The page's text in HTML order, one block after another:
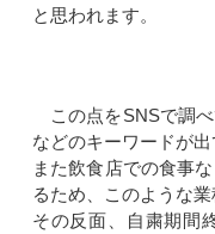
と思われます。
この点をSNSで調べ
などのキーワードが出
また飲食店での食事
るため、このような
その反面、自粛期間